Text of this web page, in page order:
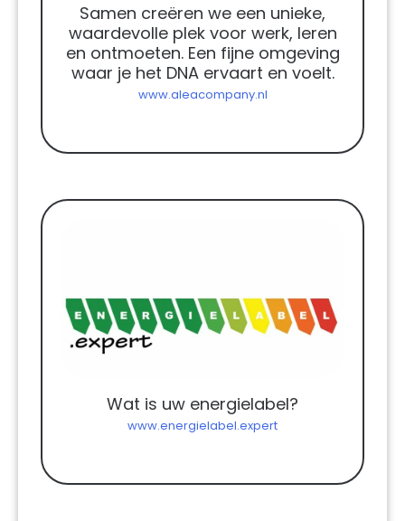
Samen creëren we een unieke,
waardevolle plek voor werk, leren
en ontmoeten. Een fijne omgeving
waar je het DNA ervaart en voelt.
www.aleacompany.nl
Wat is uw energielabel?
www.energielabel.expert